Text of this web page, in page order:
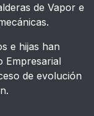
de Vapor e
e hijas han
Empresarial
de evolución